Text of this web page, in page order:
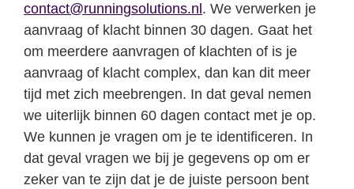
contact@runningsolutions.nl . We verwerken je
aanvraag of klacht binnen 30 dagen. Gaat het
om meerdere aanvragen of klachten of is je
aanvraag of klacht complex, dan kan dit meer
tijd met zich meebrengen. In dat geval nemen
we uiterlijk binnen 60 dagen contact met je op.
We kunnen je vragen om je te identificeren. In
dat geval vragen we bij je gegevens op om er
zeker van te zijn dat je de juiste persoon bent